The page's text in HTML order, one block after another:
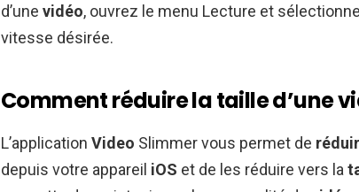
d’une vidéo, ouvrez le menu Lecture et
vitesse désirée.
Comment réduire la taille d’une
L’application Video Slimmer vous permet de
depuis votre appareil iOS et de les réduire vers la